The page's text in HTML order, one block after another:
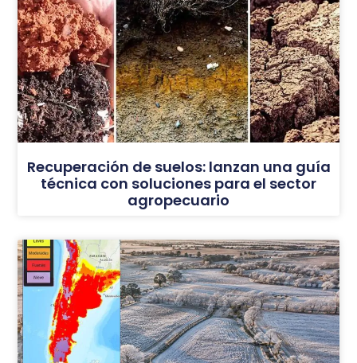
Recuperación de suelos: lanzan una guía
técnica con soluciones para el sector
agropecuario